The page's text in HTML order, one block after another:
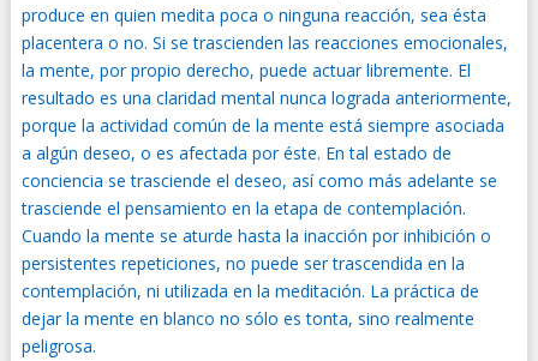
produce en quien medita poca o ninguna reacción, sea ésta
placentera o no. Si se trascienden las reacciones emocionales,
la mente, por propio derecho, puede actuar libremente. El
resultado es una claridad mental nunca lograda anteriormente,
porque la actividad común de la mente está siempre asociada
a algún deseo, o es afectada por éste. En tal estado de
conciencia se trasciende el deseo, así como más adelante se
trasciende el pensamiento en la etapa de contemplación.
Cuando la mente se aturde hasta la inacción por inhibición o
persistentes repeticiones, no puede ser trascendida en la
contemplación, ni utilizada en la meditación. La práctica de
dejar la mente en blanco no sólo es tonta, sino realmente
peligrosa.